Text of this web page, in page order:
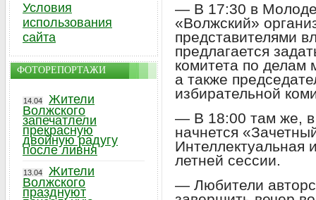
— В 17:30 в
«Волжский»
представителями
предлагается
комитета по делам
а также
избирательной
— В 18:00 там же,
начнется
Интеллектуальная
летней сессии.
— Любители
Условия
использования
сайта
ФОТОРЕПОРТАЖИ
14.04
Жители
Волжского
запечатлели
прекрасную
двойную радугу
после ливня
13.04
Жители
Волжского
празднуют